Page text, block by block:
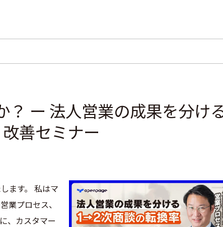
？ ー 法人営業の成果を分け
善セミナー
ます。 私はマ
業プロセス、
、カスタマー